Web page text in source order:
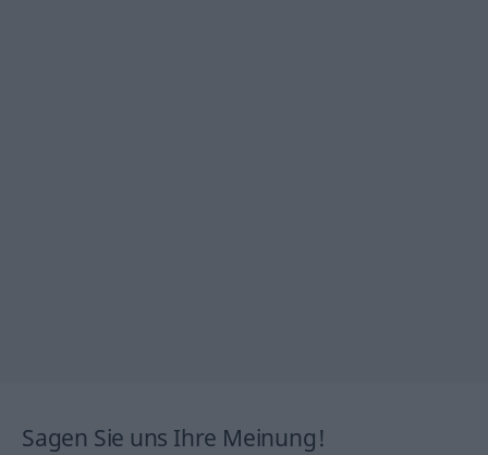
Sagen Sie uns Ihre Meinung!